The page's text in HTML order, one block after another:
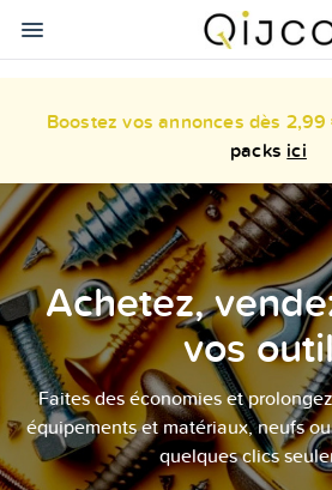
Boostez vos annonces dès 2,99
packs ici
Achetez,
vos
Faites des économies et
équipements et matériaux, neufs
quelques clics